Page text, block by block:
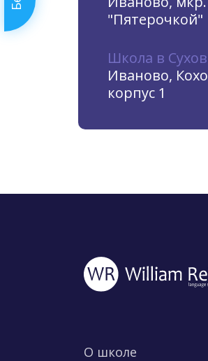
"Пятерочкой"
Школа в
Иваново,
корпус 1
О школе